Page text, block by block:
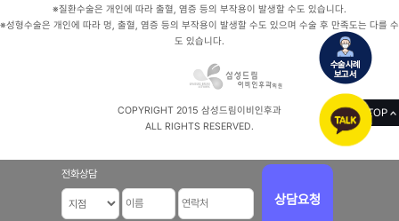
전화상담
상담요청
※질환수술은 개인에 따라 출혈, 염증 등의 부작용이 발생할 수도 있습니다.
※성형수술은 개인에 따라 멍, 출혈, 염증 등의 부작용이 발생할 수도 있으며 수술 후 만족도는 다를 수
도 있습니다.
COPYRIGHT 2015 삼성드림이비인후과
ALL RIGHTS RESERVED.
TOP